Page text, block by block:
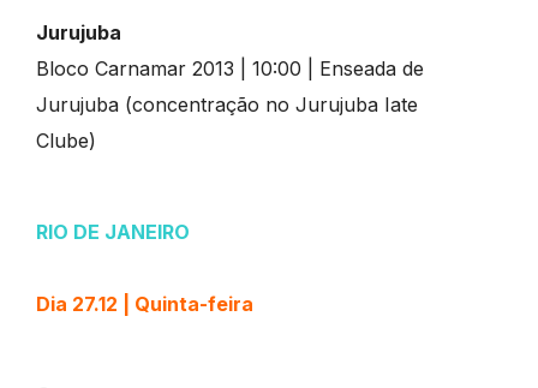
Jurujuba
Bloco Carnamar 2013 | 10:00 | Enseada de
Jurujuba (concentração no Jurujuba Iate
Clube)
RIO DE JANEIRO
Dia 27.12 | Quinta-feira